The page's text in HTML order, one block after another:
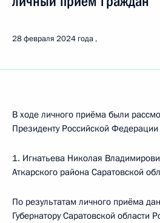
28 февраля 2024 года
В ходе личного приёма были
Президенту Российской
1. Игнатьева Николая
Аткарского района Саратовской
По результатам личного приёма
Губернатору Саратовской области